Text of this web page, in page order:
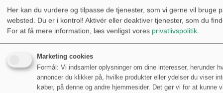
NH Pallevogn med minimal
støjniveau PLM2500EG
Art
Pallevogne
Her kan du vurdere og tilpasse de tjenester, som vi gerne vil bruge
websted. Du er i kontrol! Aktivér eller deaktiver tjenester, som du
For at få mere information, læs venligst vores privatlivspolitik.
Marketing cookies
Formål: Vi indsamler oplysninger om dine interesser, herunder
annoncer du klikker på, hvilke produkter eller ydelser du viser
køber, på denne og andre hjemmesider. Det gør vi for at kunne